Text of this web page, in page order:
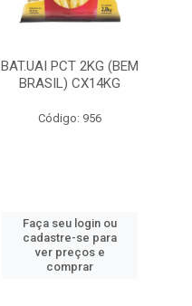
BAT.UAI PCT 2KG (BEM
BRASIL) CX14KG
Código: 956
Faça seu login ou
cadastre-se para
ver preços e
comprar